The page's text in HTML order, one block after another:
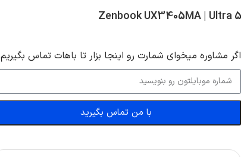
اگر‌ مشاوره میخوای شمارت رو اینجا بزار تا باهات تماس بگیریم
با من تماس بگیرید